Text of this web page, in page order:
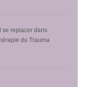
se replacer dans
du Trauma